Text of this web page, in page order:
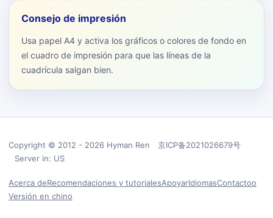
Consejo de impresión
Usa papel A4 y activa los gráficos o colores de fondo en
el cuadro de impresión para que las líneas de la
cuadrícula salgan bien.
Copyright © 2012 - 2026 Hyman Ren 京ICP备2021026679号
Server in: US
Acerca deRecomendaciones y tutorialesApoyarIdiomasContactoo
Versión en chino